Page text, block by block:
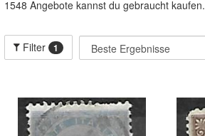
1548 Angebote kannst du gebraucht kaufen.
Filter 1